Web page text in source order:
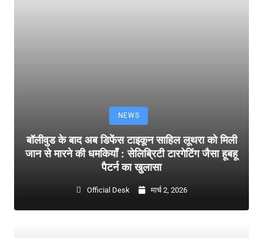
NEWS
बॉलीवुड के बाद अब डिफेंस टाइकून साहिल लूथरा को मिली
जान से मारने की धमकियाँ : सेलिब्रिटी टारगेटिंग जैसा हूबहू
पैटर्न का खुलासा
Official Desk मार्च 2, 2026